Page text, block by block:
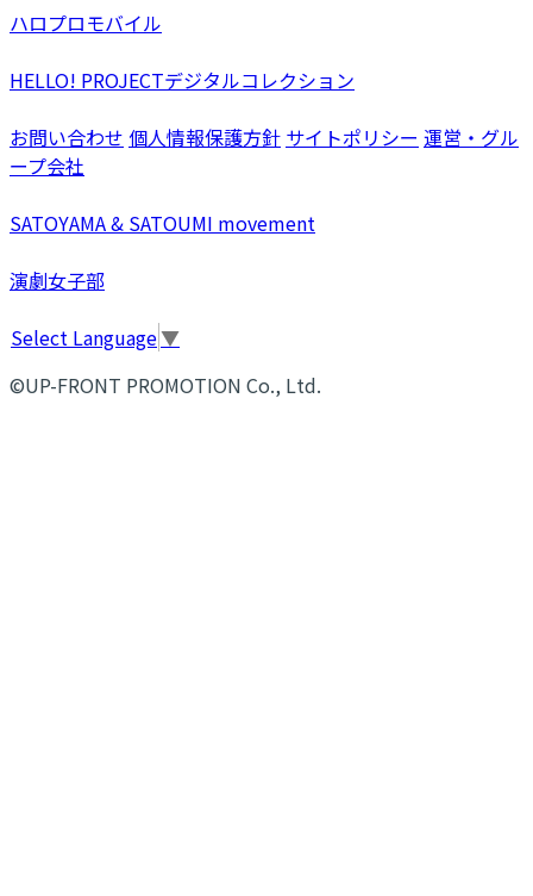
ハロプロモバイル
HELLO! PROJECTデジタルコレクション
お問い合わせ 個人情報保護方針 サイトポリシー 運営・グル
ープ会社
SATOYAMA & SATOUMI movement
演劇女子部
Select Language▼
©UP-FRONT PROMOTION Co., Ltd.